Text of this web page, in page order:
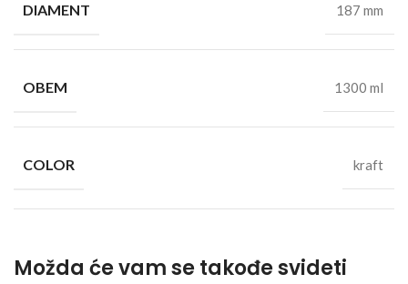
DIAMENT 187 mm
OBEM 1300 ml
COLOR kraft
Možda će vam se takođe svideti